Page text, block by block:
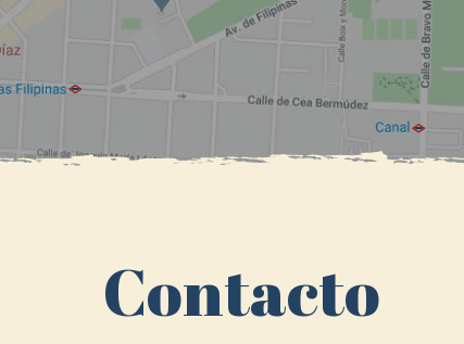
Contacto